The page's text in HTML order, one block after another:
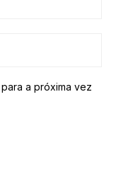
a próxima vez